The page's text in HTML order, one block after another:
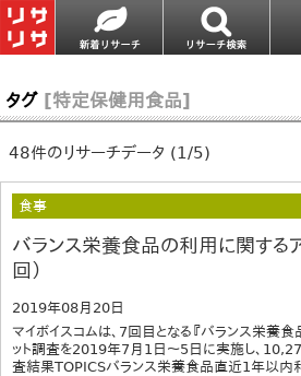
タグ [特定保健用食品]
48件のリサーチデータ (1/5)
食事
バランス栄養食品の利用に関する
回）
2019年08月20日
マイボイスコムは、7回目となる『バランス栄養
ット調査を2019年7月1日～5日に実施し、
査結果TOPICSバランス栄養食品直近1年以内